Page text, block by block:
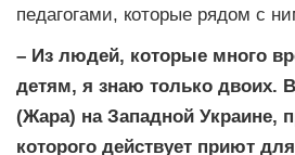
педагогами, которые рядом с
– Из людей, которые много
детям, я знаю только двоих.
(Жара) на Западной Украине,
которого действует приют